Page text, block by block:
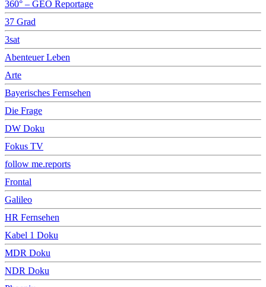
360° – GEO Reportage
37 Grad
3sat
Abenteuer Leben
Arte
Bayerisches Fernsehen
Die Frage
DW Doku
Fokus TV
follow me.reports
Frontal
Galileo
HR Fernsehen
Kabel 1 Doku
MDR Doku
NDR Doku